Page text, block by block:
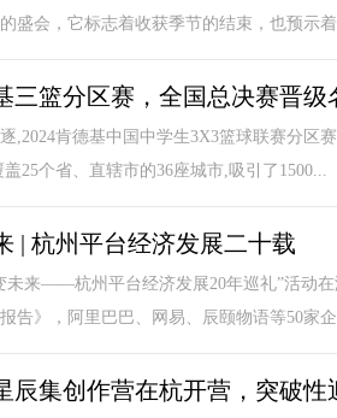
盛会，它标志着收获季节的结束，也预示
三篮分区赛，全国总决赛晋
,2024肯德基中国中学生3X3篮球联赛分区
25个省、直辖市的36座城市,吸引了1500...
| 杭州平台经济发展二十载
未来——杭州平台经济发展20年巡礼”活动
告》，阿里巴巴、网易、辰颐物语等50家
辰集创作营在杭开营，突破